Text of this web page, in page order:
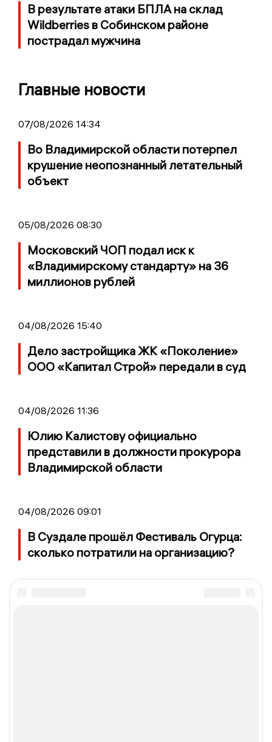
В результате атаки БПЛА на склад
Wildberries в Собинском районе
пострадал мужчина
Главные новости
07/08/2026 14:34
Во Владимирской области потерпел
крушение неопознанный летательный
объект
05/08/2026 08:30
Московский ЧОП подал иск к
«Владимирскому стандарту» на 36
миллионов рублей
04/08/2026 15:40
Дело застройщика ЖК «Поколение»
ООО «Капитал Строй» передали в суд
04/08/2026 11:36
Юлию Калистову официально
представили в должности прокурора
Владимирской области
04/08/2026 09:01
В Суздале прошёл Фестиваль Огурца:
сколько потратили на организацию?